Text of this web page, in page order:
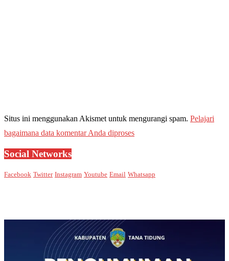
Situs ini menggunakan Akismet untuk mengurangi spam. Pelajari
bagaimana data komentar Anda diproses
Social Networks
Facebook Twitter Instagram Youtube Email Whatsapp